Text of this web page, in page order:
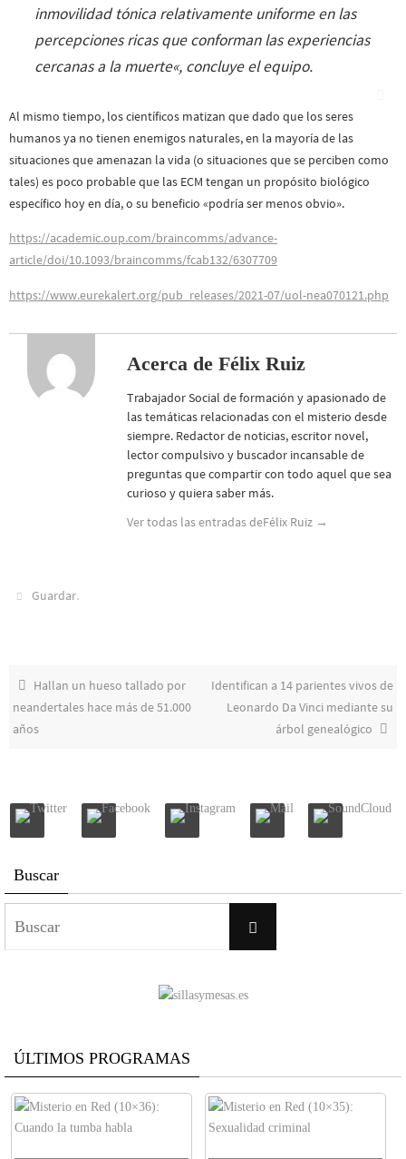
inmovilidad tónica relativamente uniforme en las
percepciones ricas que conforman las experiencias
cercanas a la muerte«, concluye el equipo.
Al mismo tiempo, los científicos matizan que dado que los seres
humanos ya no tienen enemigos naturales, en la mayoría de las
situaciones que amenazan la vida (o situaciones que se perciben como
tales) es poco probable que las ECM tengan un propósito biológico
específico hoy en día, o su beneficio «podría ser menos obvio».
https://academic.oup.com/braincomms/advance-
article/doi/10.1093/braincomms/fcab132/6307709
https://www.eurekalert.org/pub_releases/2021-07/uol-nea070121.php
Acerca de Félix Ruiz
Trabajador Social de formación y apasionado de
las temáticas relacionadas con el misterio desde
siempre. Redactor de noticias, escritor novel,
lector compulsivo y buscador incansable de
preguntas que compartir con todo aquel que sea
curioso y quiera saber más.
Ver todas las entradas deFélix Ruiz →
Guardar.
Hallan un hueso tallado por
neandertales hace más de 51.000
años
Identifican a 14 parientes vivos de
Leonardo Da Vinci mediante su
árbol genealógico
Buscar
Buscar
ÚLTIMOS PROGRAMAS